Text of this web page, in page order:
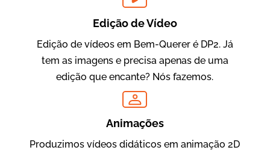
Vídeo Institucional
Edição de Vídeo
Edição de vídeos em Bem-Querer é DP2. Já
tem as imagens e precisa apenas de uma
edição que encante? Nós fazemos.
Animações
Produzimos vídeos didáticos em animação 2D